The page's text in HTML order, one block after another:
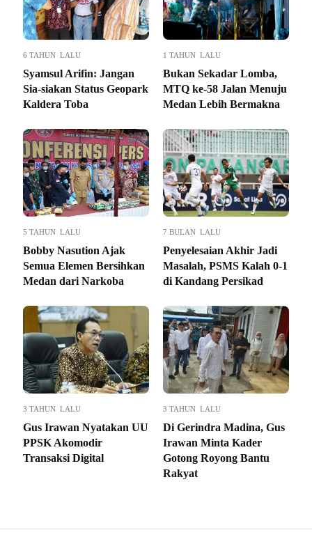
6 TAHUN LALU
Syamsul Arifin: Jangan
Sia-siakan Status Geopark
Kaldera Toba
1 TAHUN LALU
Bukan Sekadar Lomba,
MTQ ke-58 Jalan Menuju
Medan Lebih Bermakna
5 TAHUN LALU
Bobby Nasution Ajak
Semua Elemen Bersihkan
Medan dari Narkoba
7 BULAN LALU
Penyelesaian Akhir Jadi
Masalah, PSMS Kalah 0-1
di Kandang Persikad
3 TAHUN LALU
Gus Irawan Nyatakan UU
PPSK Akomodir
Transaksi Digital
3 TAHUN LALU
Di Gerindra Madina, Gus
Irawan Minta Kader
Gotong Royong Bantu
Rakyat